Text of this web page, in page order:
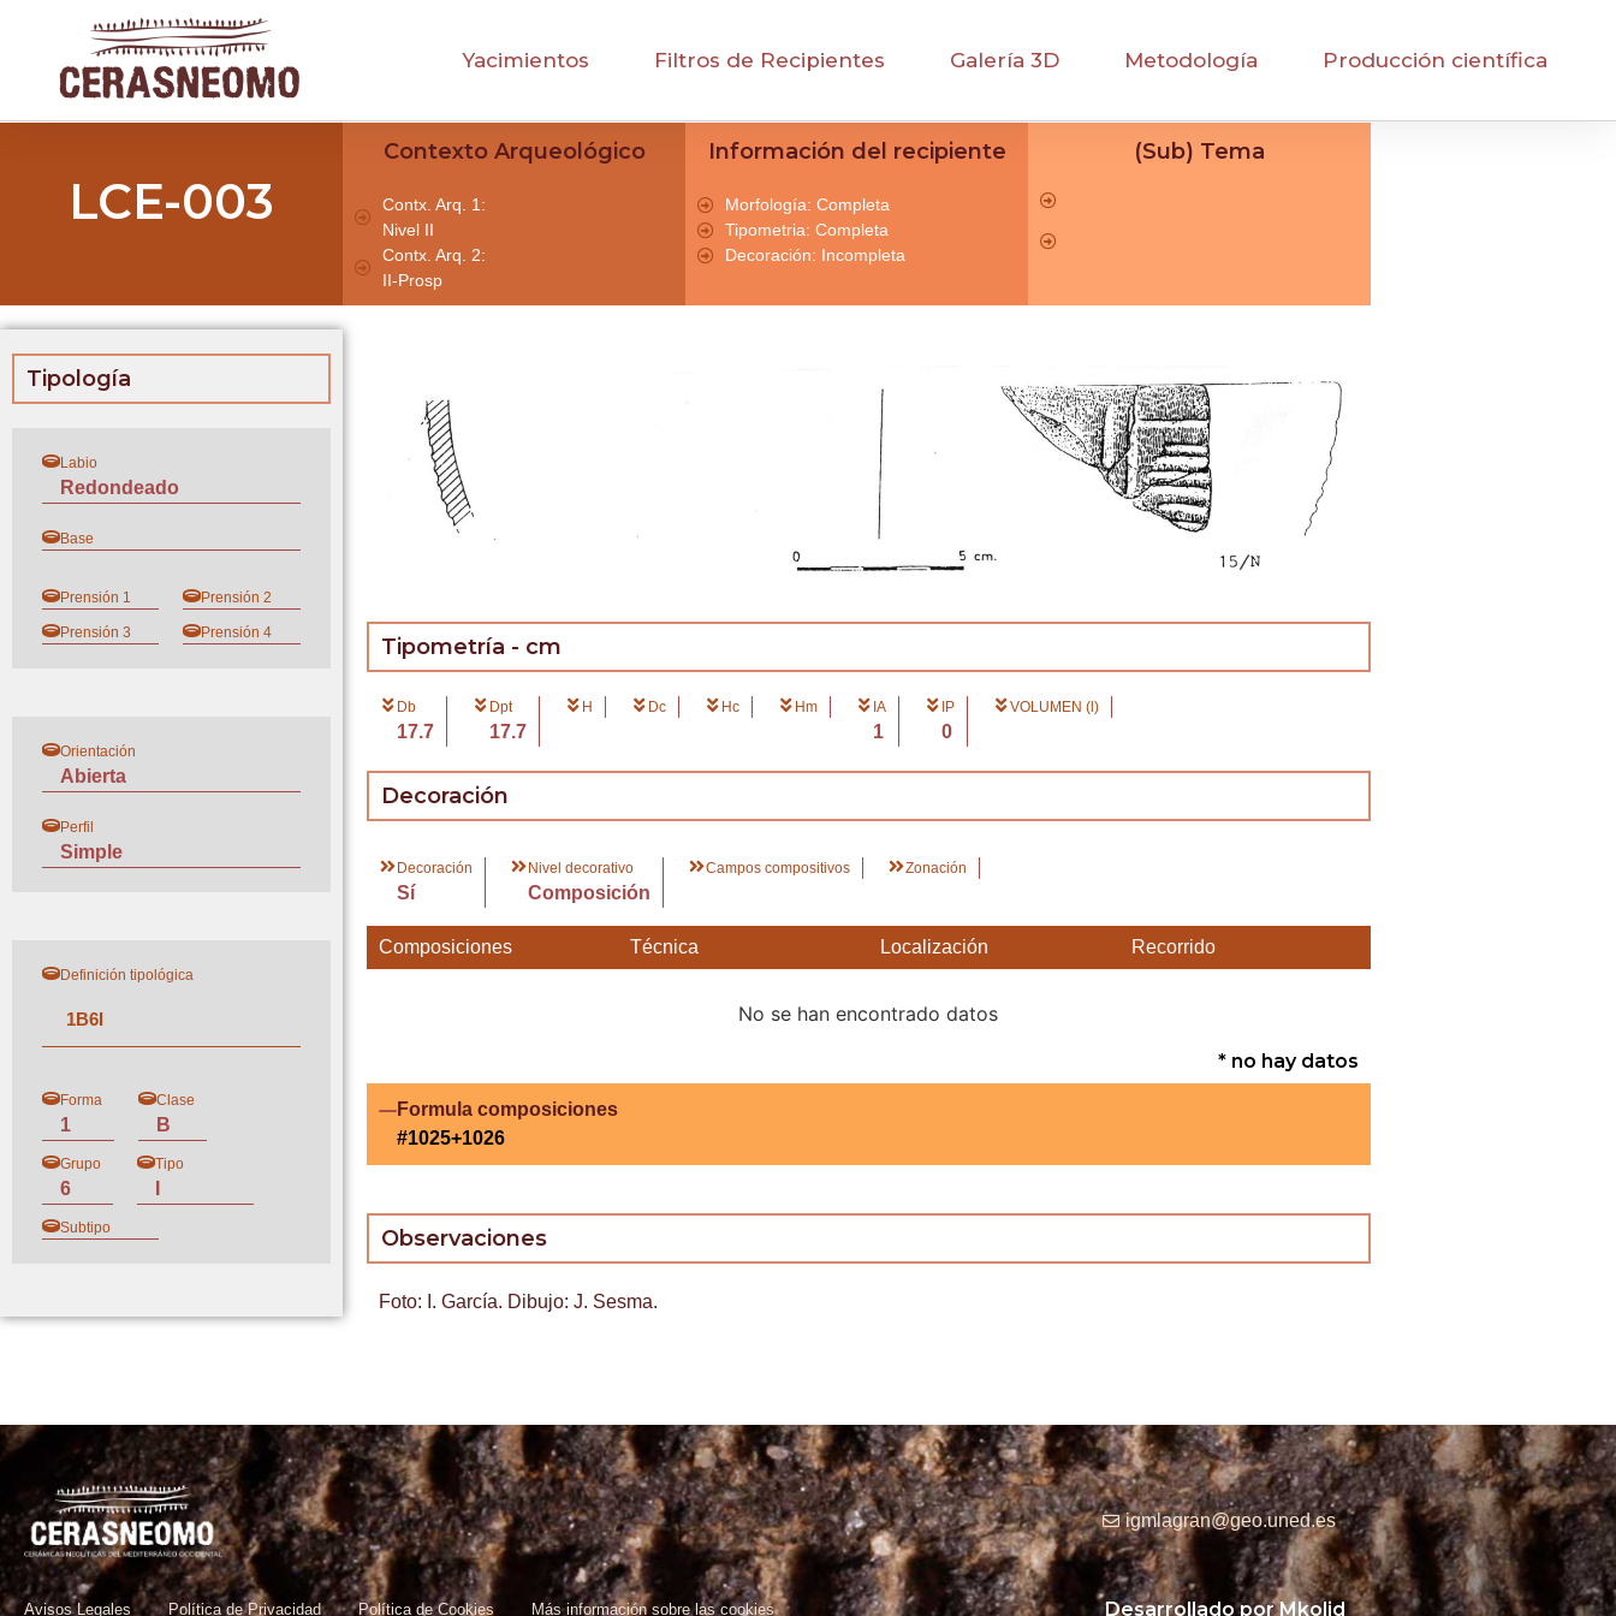
Yacimientos Filtros de Recipientes Galería 3D Metodología Producción científica
LCE-003
Contexto Arqueológico
Contx. Arq. 1:
Nivel II
Contx. Arq. 2:
II-Prosp
Información del recipiente
Morfología: Completa
Tipometria: Completa
Decoración: Incompleta
(Sub) Tema
Tipología
Labio
Redondeado
Base
Prensión 1 Prensión 2
Prensión 3 Prensión 4
Orientación
Abierta
Perfil
Simple
Definición tipológica
1B6I
Forma
1
Clase
B
Grupo
6
Tipo
Subtipo
Tipometría - cm
Db
17.7
Dpt
17.7
H Dc Hc Hm IA
1
IP
0
VOLUMEN (l)
Decoración
Decoración
Sí
Nivel decorativo
Composición
Campos compositivos Zonación
Composiciones Técnica Localización Recorrido
No se han encontrado datos
* no hay datos
Formula composiciones
#1025+1026
Observaciones
Foto: I. García. Dibujo: J. Sesma.
igmlagran@geo.uned.es
Avisos Legales Política de Privacidad Política de Cookies Más información sobre las cookies Desarrollado por Mkolid